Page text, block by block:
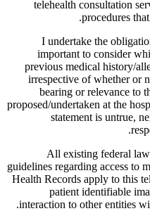
telehealth consultation
procedures
I undertake the
important to consider
previous medical history/
irrespective of whether or
bearing or relevance to
proposed/undertaken at the
statement is untrue,
All existing federal
guidelines regarding access to
Health Records apply to this
patient identifiable
interaction to other entities